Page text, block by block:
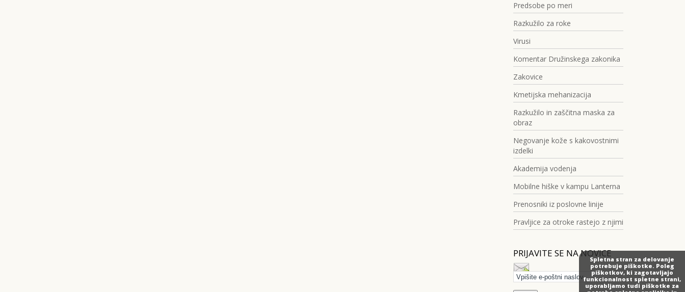
Spletna stran za delovanje
potrebuje piškotke. Poleg
piškotkov, ki zagotavljajo
funkcionalnost spletne strani,
uporabljamo tudi piškotke za
Predsobe po meri
Razkužilo za roke
Virusi
Komentar Družinskega zakonika
Zakovice
Kmetijska mehanizacija
Razkužilo in zaščitna maska za
obraz
Negovanje kože s kakovostnimi
izdelki
Akademija vodenja
Mobilne hiške v kampu Lanterna
Prenosniki iz poslovne linije
Pravljice za otroke rastejo z njimi
PRIJAVITE SE NA NOVICE